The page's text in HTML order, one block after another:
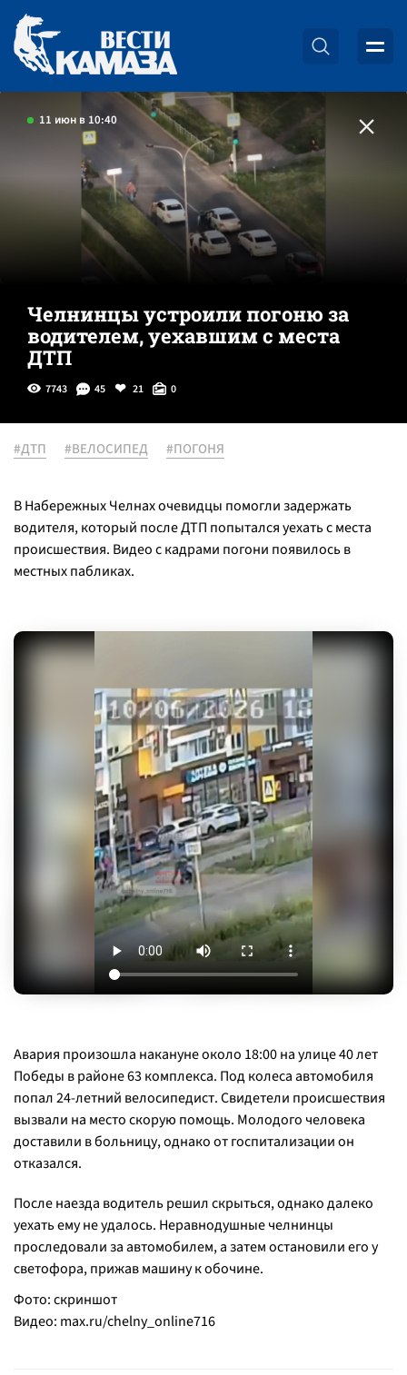
11 июн в 10:40
Челнинцы устроили погоню за
водителем, уехавшим с места
ДТП
7743 45 21 0
#ДТП #ВЕЛОСИПЕД #ПОГОНЯ
В Набережных Челнах очевидцы помогли задержать
водителя, который после ДТП попытался уехать с места
происшествия. Видео с кадрами погони появилось в
местных пабликах.
Авария произошла накануне около 18:00 на улице 40 лет
Победы в районе 63 комплекса. Под колеса автомобиля
попал 24-летний велосипедист. Свидетели происшествия
вызвали на место скорую помощь. Молодого человека
доставили в больницу, однако от госпитализации он
отказался.
После наезда водитель решил скрыться, однако далеко
уехать ему не удалось. Неравнодушные челнинцы
проследовали за автомобилем, а затем остановили его у
светофора, прижав машину к обочине.
Фото: скриншот
Видео: max.ru/chelny_online716